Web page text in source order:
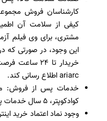
کارشناسان فروش
کیفی از سلامت آن
مشتری، برای وی فیلم
این وجود، در صورتی که
خریدار تا ۲۴
ariarc اطلاع رسانی کند.
خدمات پس از فروش:
کوادکوپتر، ۵ سال خدمات پس از فروش در نظر گرفته است.
وجود نماد اعتماد خرید